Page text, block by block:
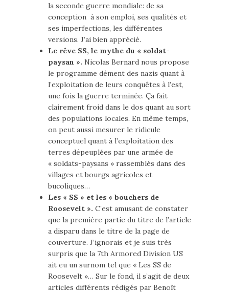
la seconde guerre mondiale: de sa
conception à son emploi, ses qualités et
ses imperfections, les différentes
versions. J’ai bien apprécié.
Le rêve SS, le mythe du « soldat-
paysan ». Nicolas Bernard nous propose
le programme dément des nazis quant à
l’exploitation de leurs conquêtes à l’est,
une fois la guerre terminée. Ça fait
clairement froid dans le dos quant au sort
des populations locales. En même temps,
on peut aussi mesurer le ridicule
conceptuel quant à l’exploitation des
terres dépeuplées par une armée de
« soldats-paysans » rassemblés dans des
villages et bourgs agricoles et
bucoliques…
Les « SS » et les « bouchers de
Roosevelt ». C’est amusant de constater
que la première partie du titre de l’article
a disparu dans le titre de la page de
couverture. J’ignorais et je suis très
surpris que la 7th Armored Division US
ait eu un surnom tel que « Les SS de
Roosevelt »… Sur le fond, il s’agit de deux
articles différents rédigés par Benoît